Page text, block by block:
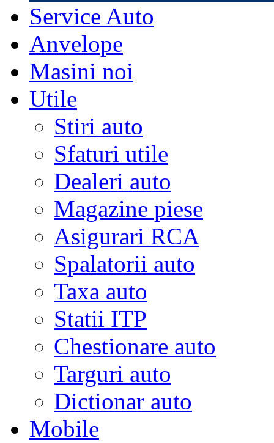
Service Auto
Anvelope
Masini noi
Utile
Stiri auto
Sfaturi utile
Dealeri auto
Magazine piese
Asigurari RCA
Spalatorii auto
Taxa auto
Statii ITP
Chestionare auto
Targuri auto
Dictionar auto
Mobile